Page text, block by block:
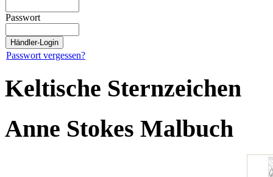
Passwort
Passwort vergessen?
Keltische Sternzeichen
Anne Stokes Malbuch